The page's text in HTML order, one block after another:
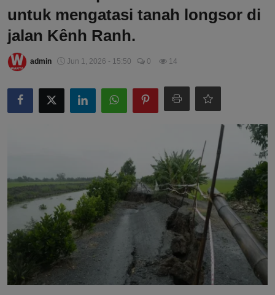
untuk mengatasi tanah longsor di
jalan Kênh Ranh.
admin Jun 1, 2026 - 15:50 0 14